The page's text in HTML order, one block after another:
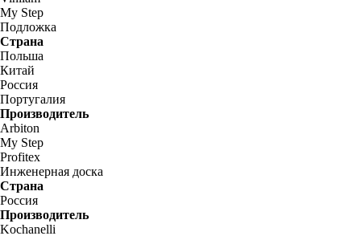
My Step
Подложка
Страна
Польша
Китай
Россия
Португалия
Производитель
Arbiton
My Step
Profitex
Инженерная доска
Страна
Россия
Производитель
Kochanelli